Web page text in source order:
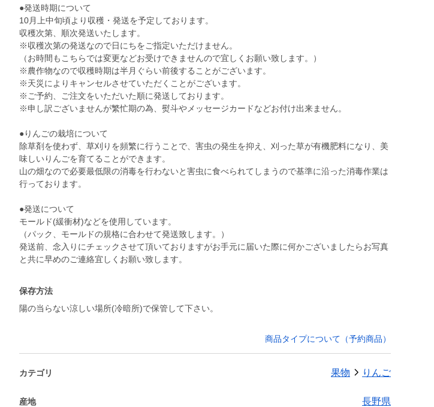
●発送時期について
10月上中旬頃より収穫・発送を予定しております。
収穫次第、順次発送いたします。
※収穫次第の発送なので日にちをご指定いただけません。
（お時間もこちらでは変更などお受けできませんので宜しくお願い致します。）
※農作物なので収穫時期は半月ぐらい前後することがございます。
※天災によりキャンセルさせていただくことがございます。
※ご予約、ご注文をいただいた順に発送しております。
※申し訳ございませんが繁忙期の為、熨斗やメッセージカードなどお付け出来ません。
●りんごの栽培について
除草剤を使わず、草刈りを頻繁に行うことで、害虫の発生を抑え、刈った草が有機肥料になり、美
味しいりんごを育てることができます。
山の畑なので必要最低限の消毒を行わないと害虫に食べられてしまうので基準に沿った消毒作業は
行っております。
●発送について
モールド(緩衝材)などを使用しています。
（パック、モールドの規格に合わせて発送致します。）
発送前、念入りにチェックさせて頂いておりますがお手元に届いた際に何かございましたらお写真
と共に早めのご連絡宜しくお願い致します。
保存方法
陽の当らない涼しい場所(冷暗所)で保管して下さい。
商品タイプについて（予約商品）
カテゴリ 果物 りんご
産地 長野県